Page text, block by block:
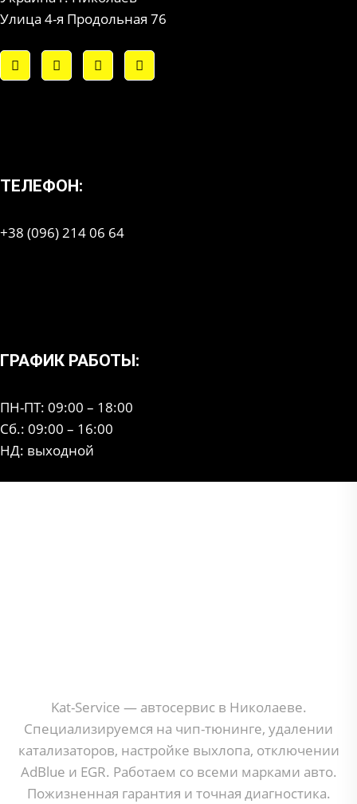
Улица 4-я Продольная 76
ТЕЛЕФОН:
+38 (096) 214 06 64
ГРАФИК РАБОТЫ:
ПН-ПТ: 09:00 – 18:00
Сб.: 09:00 – 16:00
НД: выходной
Kat-Service — автосервис в Николаеве.
Специализируемся на чип-тюнинге, удалении
катализаторов, настройке выхлопа, отключении
AdBlue и EGR. Работаем со всеми марками авто.
Пожизненная гарантия и точная диагностика.